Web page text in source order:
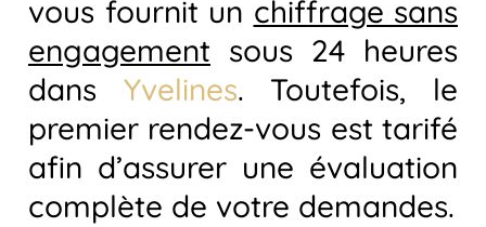
vous fournit un chiffrage sans
engagement sous 24 heures
dans Yvelines. Toutefois, le
premier rendez-vous est tarifé
afin d’assurer une évaluation
complète de votre demandes.